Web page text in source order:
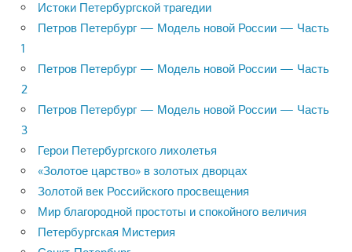
Истоки Петербургской трагедии
Петров Петербург — Модель новой России — Часть
1
Петров Петербург — Модель новой России — Часть
2
Петров Петербург — Модель новой России — Часть
3
Герои Петербургского лихолетья
«Золотое царство» в золотых дворцах
Золотой век Российского просвещения
Мир благородной простоты и спокойного величия
Петербургская Мистерия